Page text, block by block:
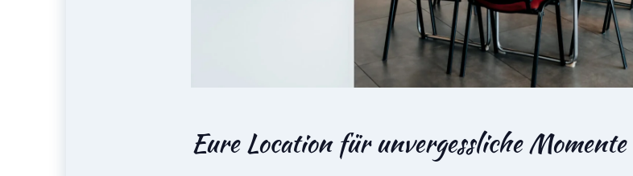
Eure Location für unvergessliche Momente